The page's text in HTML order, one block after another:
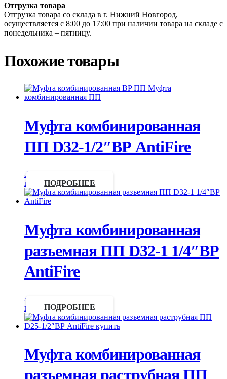
Отгрузка товара
Отгрузка товара со склада в г. Нижний Новгород,
осуществляется с 8:00 до 17:00 при наличии товара на складе с
понедельника – пятницу.
Похожие товары
Муфта комбинированная
ПП D32-1/2″ВР AntiFire
Запросить
цену
ПОДРОБНЕЕ
Муфта комбинированная
разъемная ПП D32-1 1/4″ВР
AntiFire
Запросить
цену
ПОДРОБНЕЕ
Муфта комбинированная
разъемная раструбная ПП